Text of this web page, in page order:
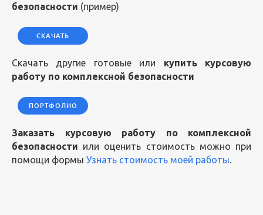
безопасности (пример)
СКАЧАТЬ
Скачать другие готовые или купить курсовую
работу по комплексной безопасности
ПОРТФОЛИО
Заказать курсовую работу по комплексной
безопасности или оценить стоимость можно при
помощи формы Узнать стоимость моей работы.